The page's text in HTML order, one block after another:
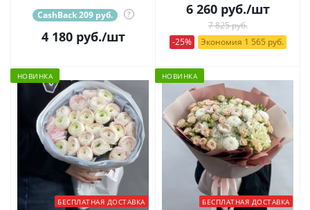
CashBack 209 руб. ?
4 180руб./шт
6 260руб./шт
7 825 руб.
-25%
Экономия 1 565 руб.
НОВИНКА
БЕСПЛАТНАЯ ДОСТАВКА
НОВИНКА
БЕСПЛАТНАЯ ДОСТАВКА